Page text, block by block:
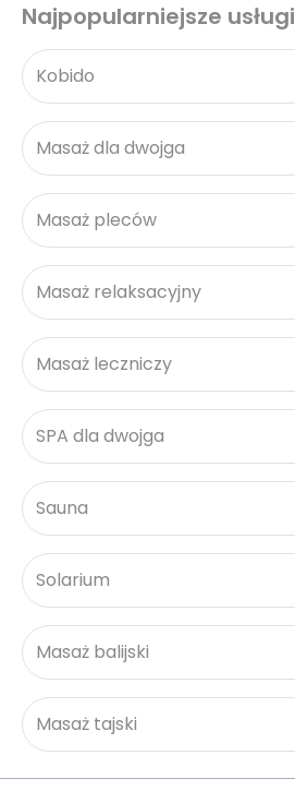
Najpopularniejsze usługi
Kobido
Masaż dla dwojga
Masaż pleców
Masaż relaksacyjny
Masaż leczniczy
SPA dla dwojga
Sauna
Solarium
Masaż balijski
Masaż tajski